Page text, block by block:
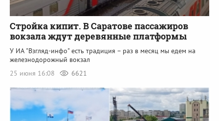
Стройка кипит. В Саратове пассажиров
вокзала ждут деревянные платформы
У ИА "Взгляд-инфо" есть традиция – раз в месяц мы едем на
железнодорожный вокзал
25 июня 16:08
6621